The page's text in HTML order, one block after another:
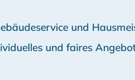
und
und faires